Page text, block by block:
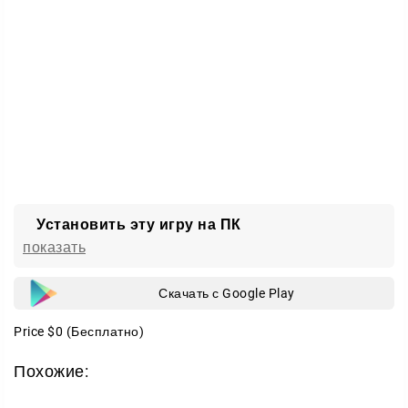
Установить эту игру на ПК
показать
Скачать с Google Play
Price $0 (Бесплатно)
Похожие: